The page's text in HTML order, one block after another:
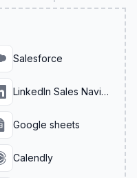
Salesforce
LinkedIn Sales Navigator
Google sheets
Calendly